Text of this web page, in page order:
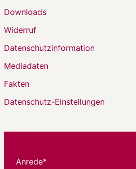
Downloads
Widerruf
Datenschutzinformation
Mediadaten
Fakten
Datenschutz-Einstellungen
Anrede*